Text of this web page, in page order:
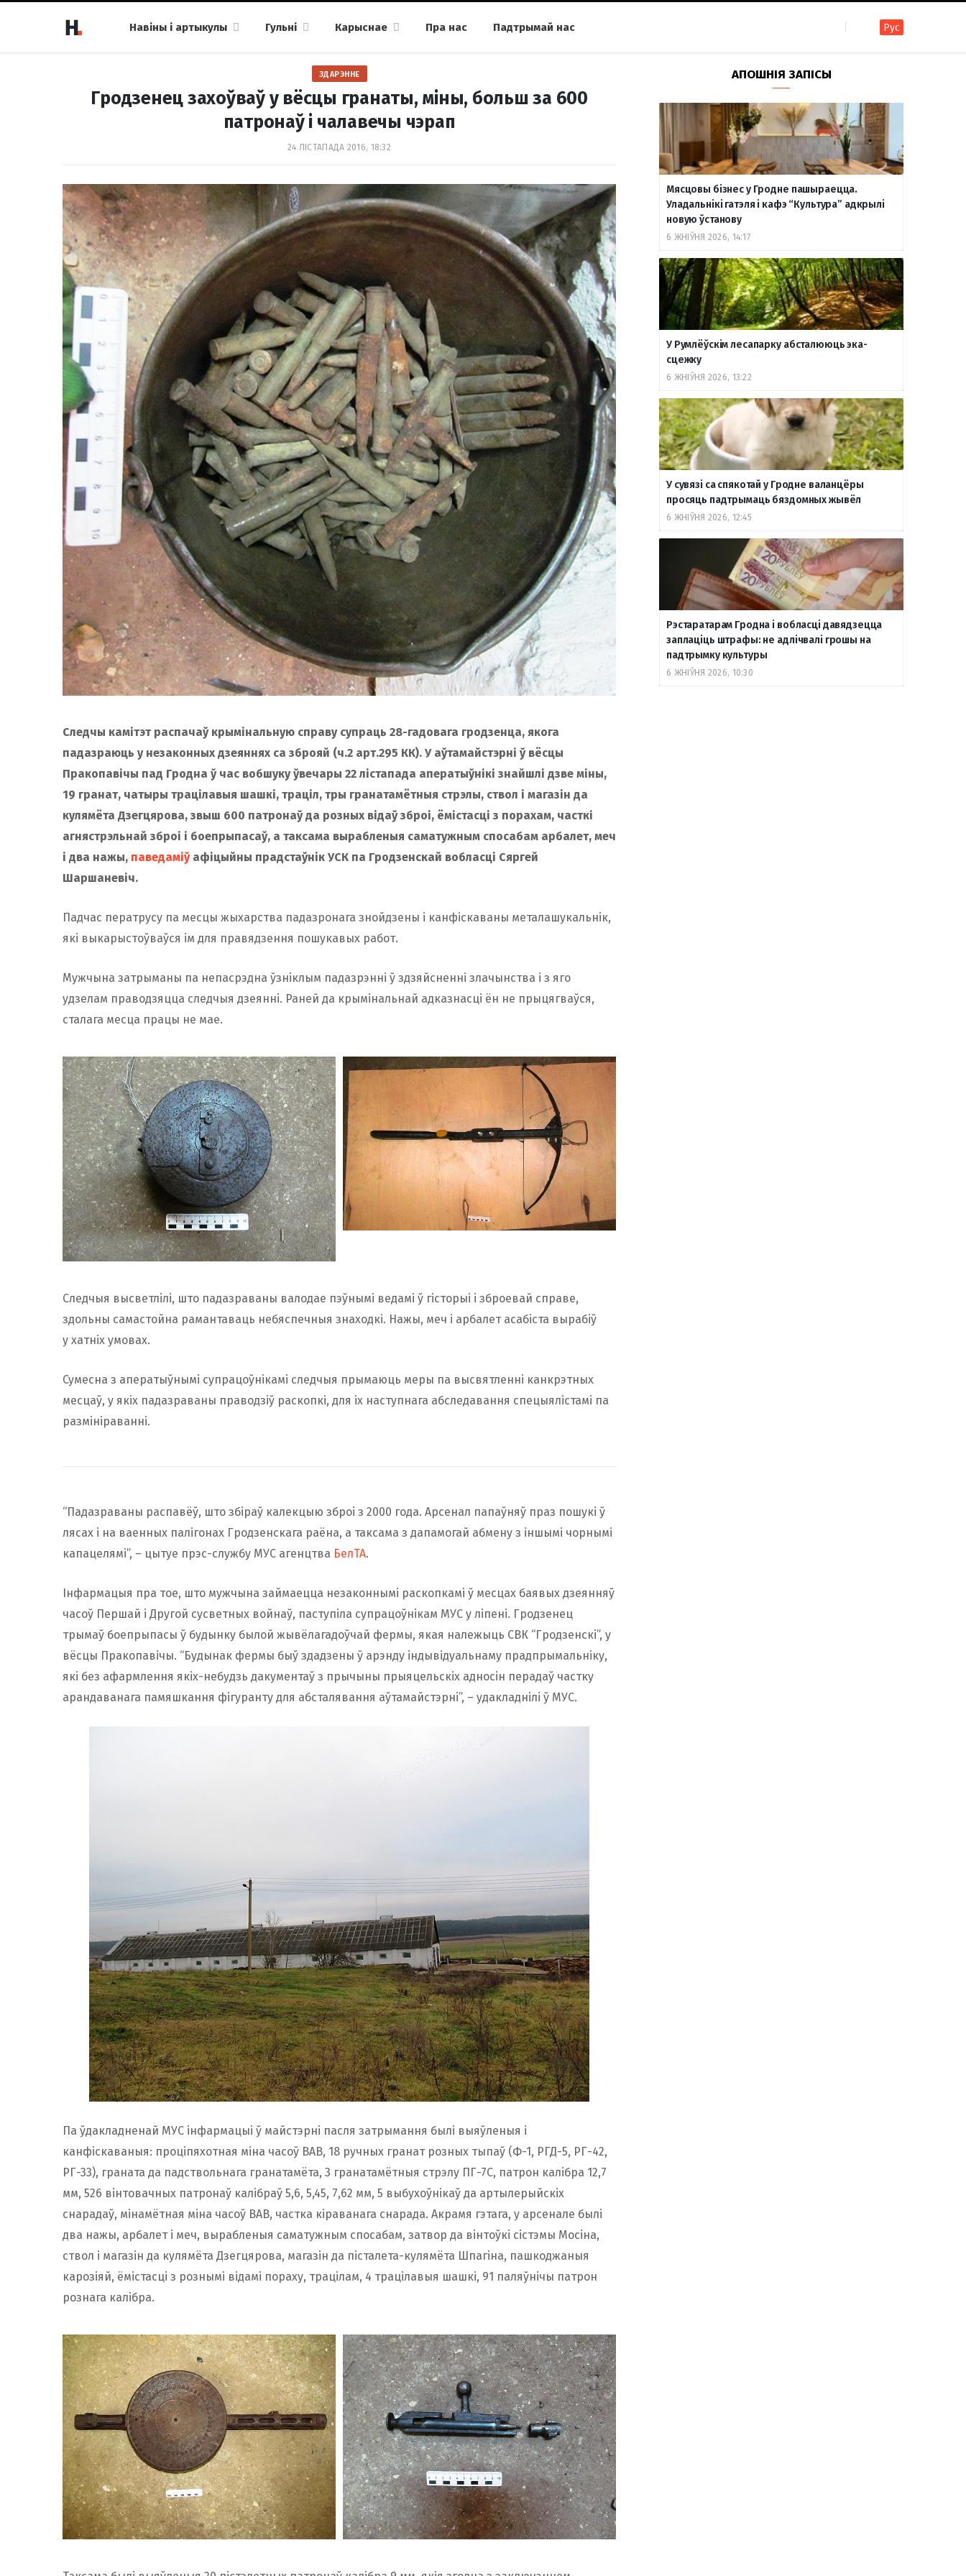
Навіны і артыкулы Гульні Карыснае Пра нас
Падтрымай нас
F
a
e
o
o
k
I
n
s
t
g
a
m
T
e
e
r
m
R
S
Y
o
T
b
В
к
н
а
т
е
Рус
ЗДАРЭННЕ
Гродзенец захоўваў у вёсцы гранаты, міны, больш за 600
патронаў і чалавечы чэрап
24 ЛІСТАПАДА 2016, 18:32
Следчы камітэт распачаў крымінальную справу супраць 28-гадовага гродзенца, якога
падазраюць у незаконных дзеяннях са зброяй (ч.2 арт.295 КК). У аўтамайстэрні ў вёсцы
Пракопавічы пад Гродна ў час вобшуку ўвечары 22 лістапада аператыўнікі знайшлі дзве міны,
19 гранат, чатыры трацілавыя шашкі, траціл, тры гранатамётныя стрэлы, ствол і магазін да
кулямёта Дзегцярова, звыш 600 патронаў да розных відаў зброі, ёмістасці з порахам, часткі
агнястрэльнай зброі і боепрыпасаў, а таксама вырабленыя саматужным спосабам арбалет, меч
і два нажы, паведаміўафіцыйны прадстаўнік УСК па Гродзенскай вобласці Сяргей
Шаршаневіч.
Падчас ператрусу па месцы жыхарства падазронага знойдзены і канфіскаваны металашукальнік,
які выкарыстоўваўся ім для правядзення пошукавых работ.
Мужчына затрыманы па непасрэдна ўзніклым падазрэнні ў здзяйсненні злачынства і з яго
удзелам праводзяцца следчыя дзеянні. Раней да крымінальнай адказнасці ён не прыцягваўся,
сталага месца працы не мае.
Следчыя высветлілі, што падазраваны валодае пэўнымі ведамі ў гісторыі і зброевай справе,
здольны самастойна рамантаваць небяспечныя знаходкі. Нажы, меч і арбалет асабіста вырабіў
у хатніх умовах.
Сумесна з аператыўнымі супрацоўнікамі следчыя прымаюць меры па высвятленні канкрэтных
месцаў, у якіх падазраваны праводзіў раскопкі, для іх наступнага абследавання спецыялістамі па
размініраванні.
“Падазраваны распавёў, што збіраў калекцыю зброі з 2000 года. Арсенал папаўняў праз пошукі ў
лясах і на ваенных палігонах Гродзенскага раёна, а таксама з дапамогай абмену з іншымі чорнымі
капацелямі”, – цытуе прэс-службу МУС агенцтва БелТА.
Інфармацыя пра тое, што мужчына займаецца незаконнымі раскопкамі ў месцах баявых дзеянняў
часоў Першай і Другой сусветных войнаў, паступіла супрацоўнікам МУС у ліпені. Гродзенец
трымаў боепрыпасы ў будынку былой жывёлагадоўчай фермы, якая належыць СВК “Гродзенскі”, у
вёсцы Пракопавічы. “Будынак фермы быў здадзены ў арэнду індывідуальнаму прадпрымальніку,
які без афармлення якіх-небудзь дакументаў з прычыны прыяцельскіх адносін перадаў частку
арандаванага памяшкання фігуранту для абсталявання аўтамайстэрні”, – удакладнілі ў МУС.
Па ўдакладненай МУС інфармацыі ў майстэрні пасля затрымання былі выяўленыя і
канфіскаваныя: проціпяхотная міна часоў ВАВ, 18 ручных гранат розных тыпаў (Ф-1, РГД-5, РГ-42,
РГ-33), граната да падствольнага гранатамёта, 3 гранатамётныя стрэлу ПГ-7С, патрон калібра 12,7
мм, 526 вінтовачных патронаў калібраў 5,6, 5,45, 7,62 мм, 5 выбухоўнікаў да артылерыйскіх
снарадаў, мінамётная міна часоў ВАВ, частка кіраванага снарада. Акрамя гэтага, у арсенале былі
два нажы, арбалет і меч, вырабленыя саматужным спосабам, затвор да вінтоўкі сістэмы Мосіна,
ствол і магазін да кулямёта Дзегцярова, магазін да пісталета-кулямёта Шпагіна, пашкоджаныя
карозіяй, ёмістасці з рознымі відамі пораху, трацілам, 4 трацілавыя шашкі, 91 паляўнічы патрон
рознага калібра.
АПОШНІЯ ЗАПІСЫ
Мясцовы бізнес у Гродне пашыраецца.
Уладальнікі гатэля і кафэ “Культура” адкрылі
новую ўстанову
6 ЖНІЎНЯ 2026, 14:17
У Румлёўскім лесапарку абсталююць эка-
сцежку
6 ЖНІЎНЯ 2026, 13:22
У сувязі са спякотай у Гродне валанцёры
просяць падтрымаць бяздомных жывёл
6 ЖНІЎНЯ 2026, 12:45
Рэстаратарам Гродна і вобласці давядзецца
заплаціць штрафы: не адлічвалі грошы на
падтрымку культуры
6 ЖНІЎНЯ 2026, 10:30